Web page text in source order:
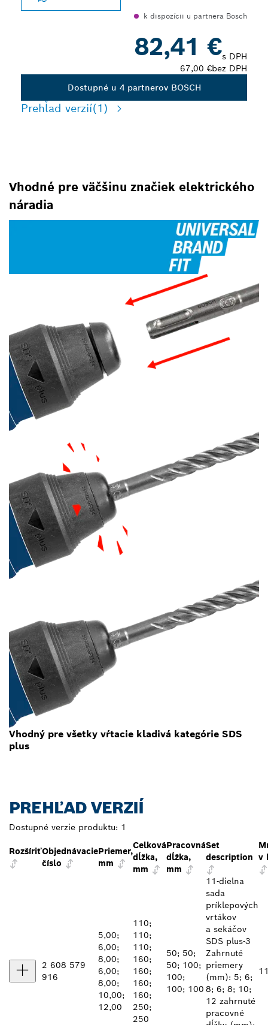
k dispozícii u partnera Bosch
82,41 €s DPH
67,00 €bez DPH
Dostupné u 4 partnerov BOSCH
Prehľad verzií(1)
Vhodné pre väčšinu značiek elektrického
náradia
Vhodný pre všetky vŕtacie kladivá kategórie SDS
plus
PREHĽAD VERZIÍ
Dostupné verzie produktu: 1
RozšíriťObjednávacie
číslo
Priemer,
mm
Celková
dĺžka,
mm
Pracovná
dĺžka,
mm
Set
description v
2 608 579
916
5,00;
6,00;
8,00;
6,00;
8,00;
10,00;
12,00
110;
110;
110;
160;
160;
160;
160;
250;
250
50; 50;
50; 100;
100;
100; 100
11-dielna
sada
príklepových
vrtákov
a sekáčov
SDS plus-3
Zahrnuté
priemery
(mm): 5; 6;
8; 6; 8; 10;
12 zahrnuté
pracovné